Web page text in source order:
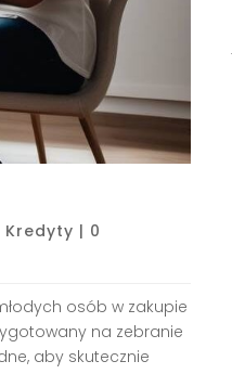
Kredyty | 0
osób w zakupie
na zebranie
aby skutecznie